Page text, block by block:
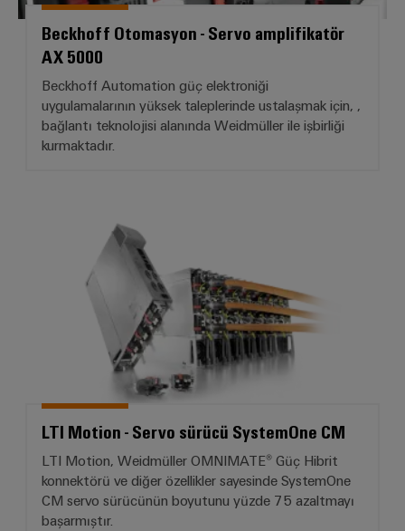
Beckhoff Otomasyon - Servo amplifikatör
AX 5000
Beckhoff Automation güç elektroniği
uygulamalarının yüksek taleplerinde ustalaşmak için, ,
bağlantı teknolojisi alanında Weidmüller ile işbirliği
kurmaktadır.
LTI Motion - Servo sürücü SystemOne CM
LTI Motion, Weidmüller OMNIMATE® Güç Hibrit
konnektörü ve diğer özellikler sayesinde SystemOne
CM servo sürücünün boyutunu yüzde 75 azaltmayı
başarmıştır.